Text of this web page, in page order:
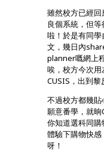
雖然校方已經回
良個系統，但
啦！於是有同
文，幾日內
planner嘅網上
唉，校方今次
CUSIS，出到黎
不過校方都幾
願意番學，就
你知道選科同
體驗下購物快
呀！